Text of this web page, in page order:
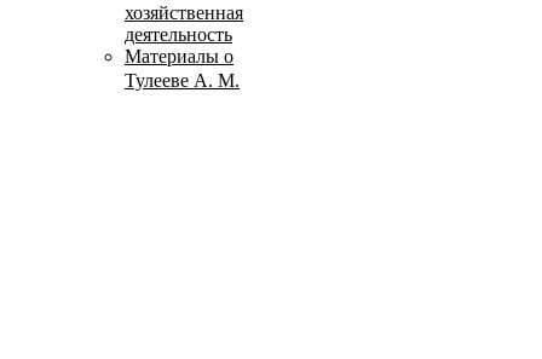
хозяйственная
деятельность
Материалы о
Тулееве А. М.